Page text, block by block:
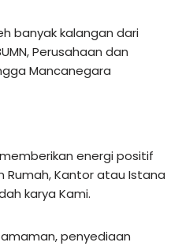
banyak kalangan dari
Perusahaan dan
Mancanegara
energi positif
Rumah, Kantor atau Istana
karya Kami.
penyediaan